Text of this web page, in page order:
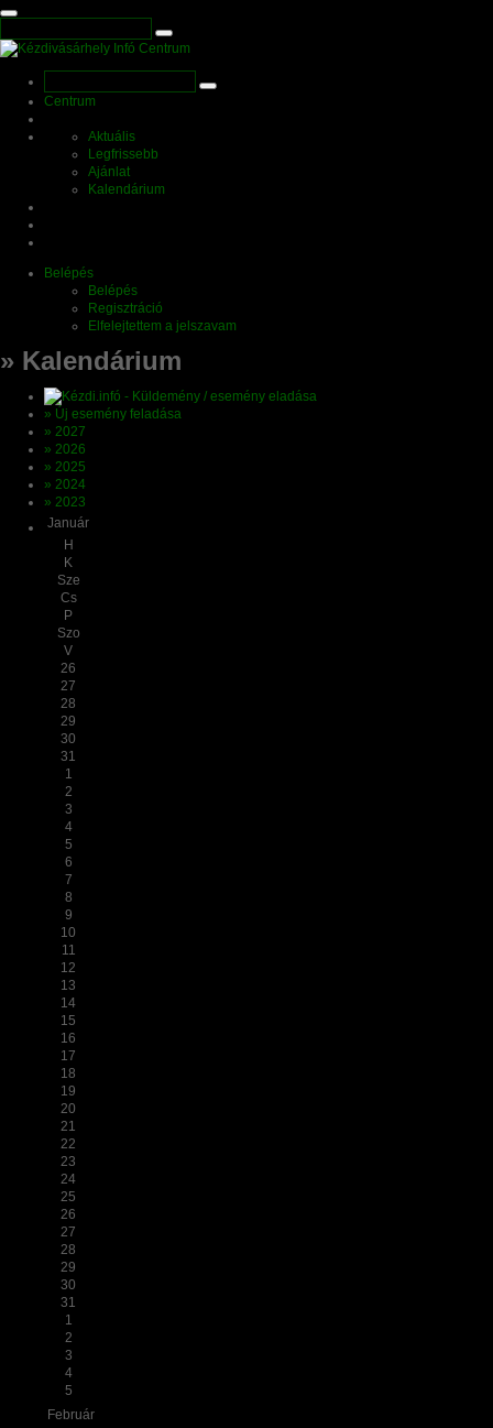
Centrum
Aktuális
Legfrissebb
Ajánlat
Kalendárium
Belépés
Belépés
Regisztráció
Elfelejtettem a jelszavam
» Kalendárium
» Új esemény feladása
» 2027
» 2026
» 2025
» 2024
» 2023
Január
H
K
Sze
Cs
P
Szo
V
26
27
28
29
30
31
1
2
3
4
5
6
7
8
9
10
11
12
13
14
15
16
17
18
19
20
21
22
23
24
25
26
27
28
29
30
31
1
2
3
4
5
Február